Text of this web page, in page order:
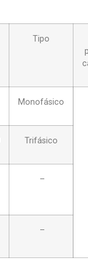
Tipo
Monofásico
Trifásico
–
–